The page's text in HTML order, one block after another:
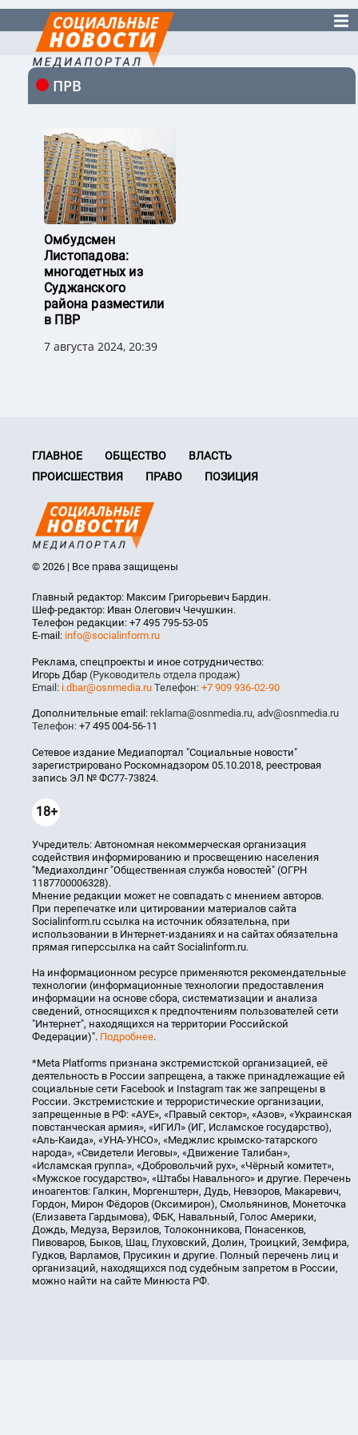
ПРВ
Омбудсмен
Листопадова:
многодетных из
Суджанского
района разместили
в ПВР
7 августа 2024, 20:39
ГЛАВНОЕ ОБЩЕСТВО
ВЛАСТЬ
ПРОИСШЕСТВИЯ
ПРАВО ПОЗИЦИЯ
© 2026 | Все права защищены
Главный редактор: Максим Григорьевич Бардин.
Шеф-редактор: Иван Олегович Чечушкин.
Телефон редакции: +7 495 795-53-05
E-mail: info@socialinform.ru
Реклама, спецпроекты и иное сотрудничество:
Игорь Дбар (Руководитель отдела продаж)
Email: i.dbar@osnmedia.ru Телефон: +7 909 936-02-90
Дополнительные email: reklama@osnmedia.ru, adv@osnmedia.ru
Телефон: +7 495 004-56-11
Сетевое издание Медиапортал "Социальные новости"
зарегистрировано Роскомнадзором 05.10.2018, реестровая
запись ЭЛ № ФС77-73824.
18+
Учредитель: Автономная некоммерческая организация
содействия информированию и просвещению населения
"Медиахолдинг "Общественная служба новостей" (ОГРН
1187700006328).
Мнение редакции может не совпадать с мнением авторов.
При перепечатке или цитировании материалов сайта
Socialinform.ru ссылка на источник обязательна, при
использовании в Интернет-изданиях и на сайтах обязательна
прямая гиперссылка на сайт Socialinform.ru.
На информационном ресурсе применяются рекомендательные
технологии (информационные технологии предоставления
информации на основе сбора, систематизации и анализа
сведений, относящихся к предпочтениям пользователей сети
"Интернет", находящихся на территории Российской
Федерации)". Подробнее.
*Meta Platforms признана экстремистской организацией, её
деятельность в России запрещена, а также принадлежащие ей
социальные сети Facebook и Instagram так же запрещены в
России. Экстремистские и террористические организации,
запрещенные в РФ: «АУЕ», «Правый сектор», «Азов», «Украинская
повстанческая армия», «ИГИЛ» (ИГ, Исламское государство),
«Аль-Каида», «УНА-УНСО», «Меджлис крымско-татарского
народа», «Свидетели Иеговы», «Движение Талибан»,
«Исламская группа», «Добровольчий рух», «Чёрный комитет»,
«Мужское государство», «Штабы Навального» и другие. Перечень
иноагентов: Галкин, Моргенштерн, Дудь, Невзоров, Макаревич,
Гордон, Мирон Фёдоров (Оксимирон), Смольянинов, Монеточка
(Елизавета Гардымова), ФБК, Навальный, Голос Америки,
Дождь, Медуза, Верзилов, Толоконникова, Понасенков,
Пивоваров, Быков, Шац, Глуховский, Долин, Троицкий, Земфира,
Гудков, Варламов, Прусикин и другие. Полный перечень лиц и
организаций, находящихся под судебным запретом в России,
можно найти на сайте Минюста РФ.